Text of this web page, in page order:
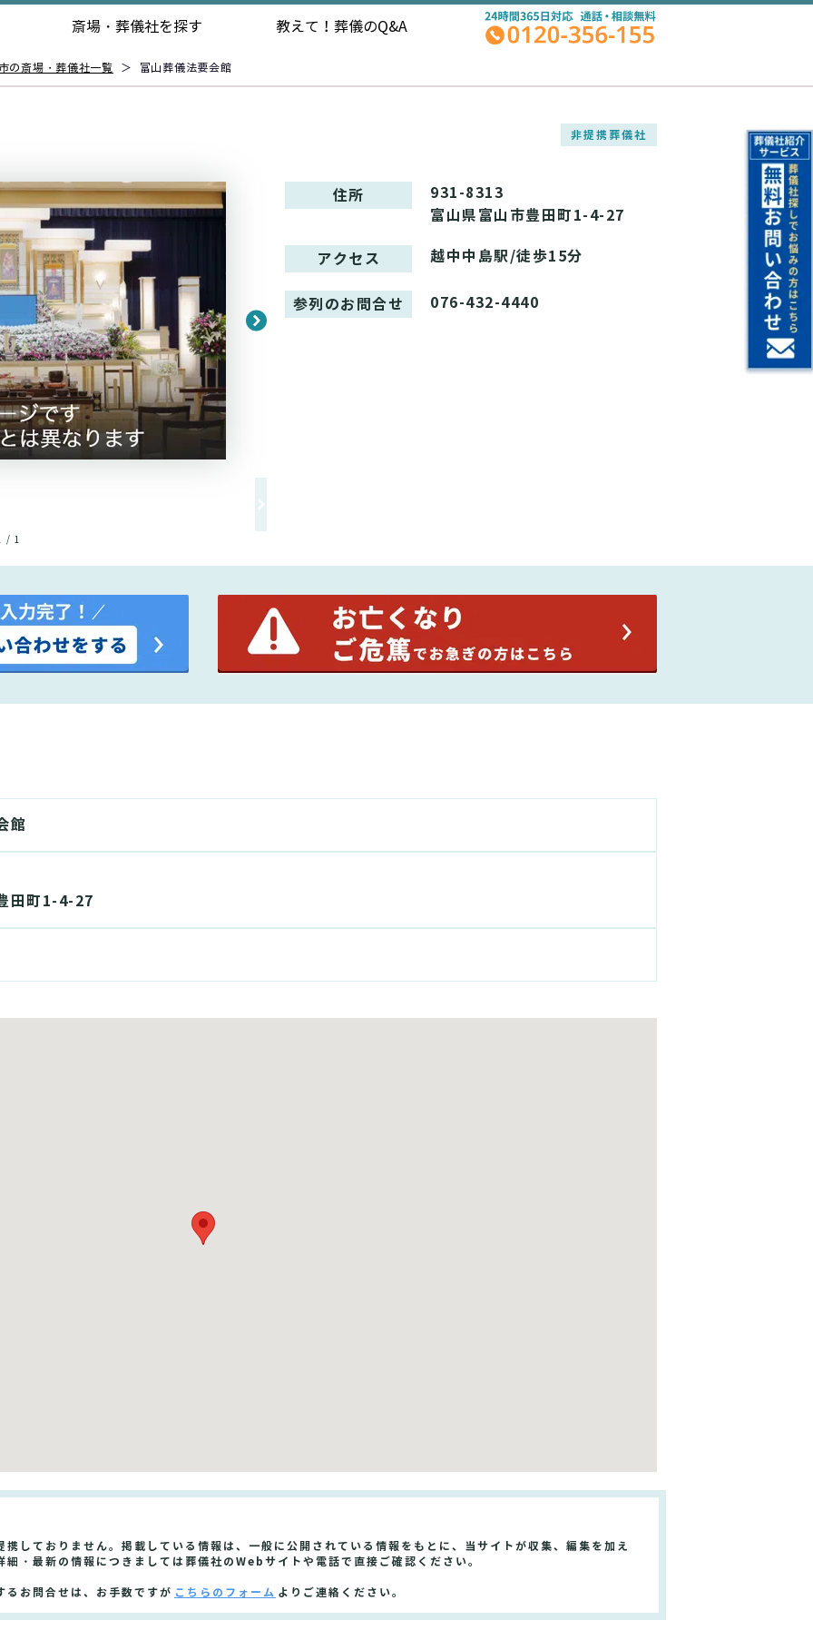
斎場・葬儀社を探す 教えて！ 葬儀のQ&A
の斎場・葬儀社一覧 ＞ 富山葬儀法要会館
非提携葬儀社
/ 1
住所
931-8313
富山県富山市豊田町1-4-27
アクセス 越中中島駅/徒歩15分
参列のお問合せ 076-432-4440
館
田町1-4-27
しておりません。掲載している情報は、一般に公開されている情報をもとに、当サイトが収集、編集を加え
・最新の情報につきましては葬儀社のWebサイトや電話で直接ご確認ください。
るお問合せは、お手数ですが こちらのフォーム よりご連絡ください。